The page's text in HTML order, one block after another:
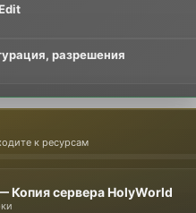
разрешения
к ресурсам
Копия сервера HolyWorld